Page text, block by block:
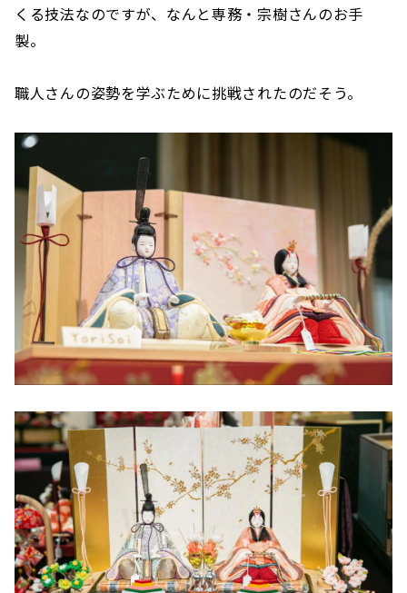
くる技法なのですが、なんと専務・宗樹さんのお手
製。
職人さんの姿勢を学ぶために挑戦されたのだそう。